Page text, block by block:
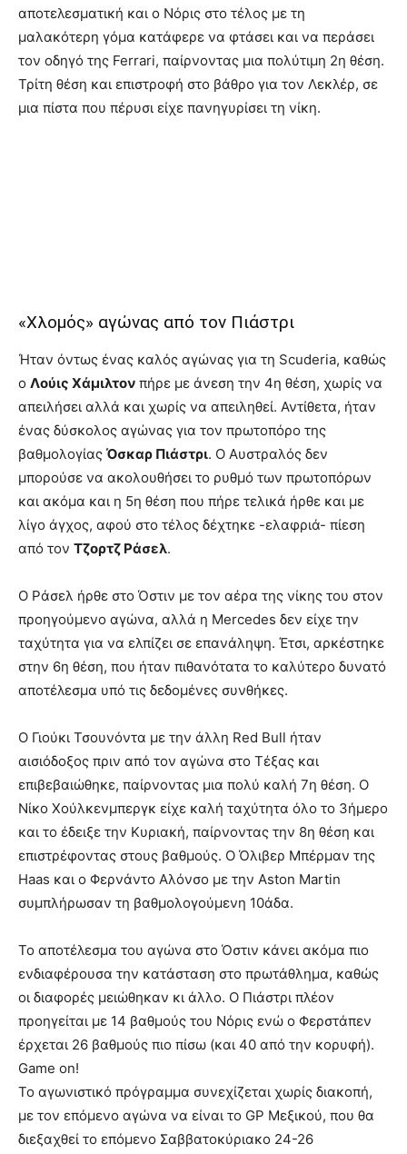
αποτελεσματική και ο Νόρις στο τέλος με τη
μαλακότερη γόμα κατάφερε να φτάσει και να περάσει
τον οδηγό της Ferrari, παίρνοντας μια πολύτιμη 2η θέση.
Τρίτη θέση και επιστροφή στο βάθρο για τον Λεκλέρ, σε
μια πίστα που πέρυσι είχε πανηγυρίσει τη νίκη.
«Χλομός» αγώνας από τον Πιάστρι
Ήταν όντως ένας καλός αγώνας για τη Scuderia, καθώς
ο Λούις Χάμιλτον πήρε με άνεση την 4η θέση, χωρίς να
απειλήσει αλλά και χωρίς να απειληθεί. Αντίθετα, ήταν
ένας δύσκολος αγώνας για τον πρωτοπόρο της
βαθμολογίας Όσκαρ Πιάστρι. Ο Αυστραλός δεν
μπορούσε να ακολουθήσει το ρυθμό των πρωτοπόρων
και ακόμα και η 5η θέση που πήρε τελικά ήρθε και με
λίγο άγχος, αφού στο τέλος δέχτηκε -ελαφριά- πίεση
από τον Τζορτζ Ράσελ.
Ο Ράσελ ήρθε στο Όστιν με τον αέρα της νίκης του στον
προηγούμενο αγώνα, αλλά η Mercedes δεν είχε την
ταχύτητα για να ελπίζει σε επανάληψη. Έτσι, αρκέστηκε
στην 6η θέση, που ήταν πιθανότατα το καλύτερο δυνατό
αποτέλεσμα υπό τις δεδομένες συνθήκες.
Ο Γιούκι Τσουνόντα με την άλλη Red Bull ήταν
αισιόδοξος πριν από τον αγώνα στο Τέξας και
επιβεβαιώθηκε, παίρνοντας μια πολύ καλή 7η θέση. Ο
Νίκο Χούλκενμπεργκ είχε καλή ταχύτητα όλο το 3ήμερο
και το έδειξε την Κυριακή, παίρνοντας την 8η θέση και
επιστρέφοντας στους βαθμούς. Ο Όλιβερ Μπέρμαν της
Haas και ο Φερνάντο Αλόνσο με την Aston Martin
συμπλήρωσαν τη βαθμολογούμενη 10άδα.
Το αποτέλεσμα του αγώνα στο Όστιν κάνει ακόμα πιο
ενδιαφέρουσα την κατάσταση στο πρωτάθλημα, καθώς
οι διαφορές μειώθηκαν κι άλλο. Ο Πιάστρι πλέον
προηγείται με 14 βαθμούς του Νόρις ενώ ο Φερστάπεν
έρχεται 26 βαθμούς πιο πίσω (και 40 από την κορυφή).
Game on!
Το αγωνιστικό πρόγραμμα συνεχίζεται χωρίς διακοπή,
με τον επόμενο αγώνα να είναι το GP Μεξικού, που θα
διεξαχθεί το επόμενο Σαββατοκύριακο 24-26